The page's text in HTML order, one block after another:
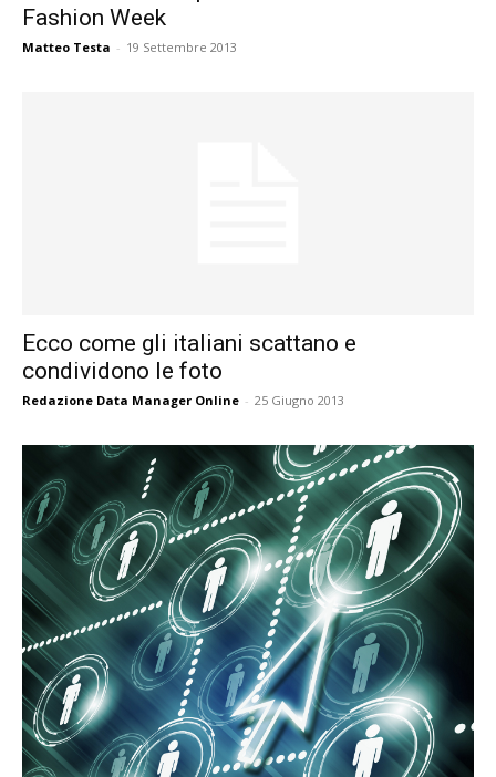
Fashion Week
Matteo Testa - 19 Settembre 2013
Ecco come gli italiani scattano e
condividono le foto
Redazione Data Manager Online - 25 Giugno 2013